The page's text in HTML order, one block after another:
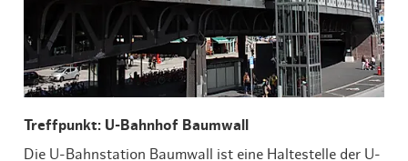
Treffpunkt: U-Bahnhof Baumwall
Die U-Bahnstation Baumwall ist eine Haltestelle der U-